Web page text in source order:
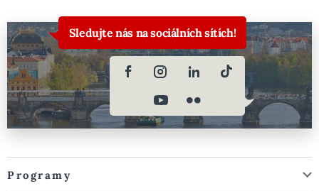
Sledujte nás na sociálních sítích!
Programy